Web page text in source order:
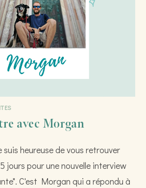
avec Morgan
suis heureuse de vous retrouver
jours pour une nouvelle interview
C'est Morgan qui a répondu à